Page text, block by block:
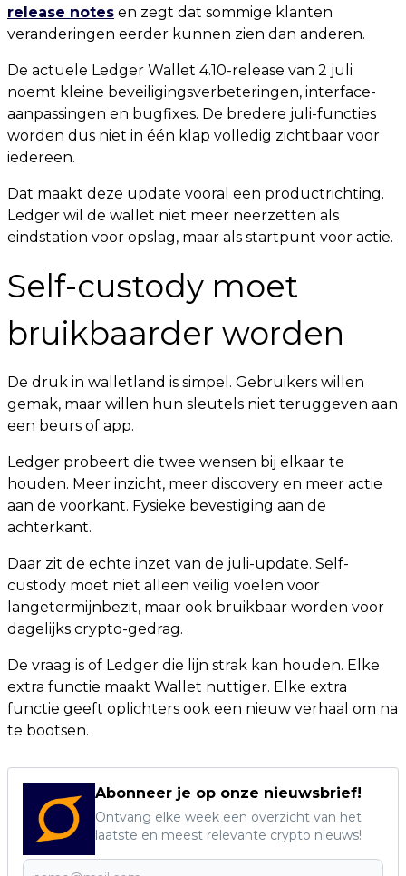
release notes en zegt dat sommige klanten
veranderingen eerder kunnen zien dan anderen.
De actuele Ledger Wallet 4.10-release van 2 juli
noemt kleine beveiligingsverbeteringen, interface-
aanpassingen en bugfixes. De bredere juli-functies
worden dus niet in één klap volledig zichtbaar voor
iedereen.
Dat maakt deze update vooral een productrichting.
Ledger wil de wallet niet meer neerzetten als
eindstation voor opslag, maar als startpunt voor actie.
Self-custody moet
bruikbaarder worden
De druk in walletland is simpel. Gebruikers willen
gemak, maar willen hun sleutels niet teruggeven aan
een beurs of app.
Ledger probeert die twee wensen bij elkaar te
houden. Meer inzicht, meer discovery en meer actie
aan de voorkant. Fysieke bevestiging aan de
achterkant.
Daar zit de echte inzet van de juli-update. Self-
custody moet niet alleen veilig voelen voor
langetermijnbezit, maar ook bruikbaar worden voor
dagelijks crypto-gedrag.
De vraag is of Ledger die lijn strak kan houden. Elke
extra functie maakt Wallet nuttiger. Elke extra
functie geeft oplichters ook een nieuw verhaal om na
te bootsen.
Abonneer je op onze nieuwsbrief!
Ontvang elke week een overzicht van het
laatste en meest relevante crypto nieuws!